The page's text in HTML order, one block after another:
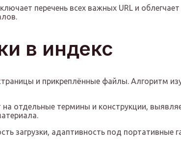
перечень всех важных URL и облегчает
в индекс
и прикреплённые файлы. Алгоритм
отдельные термины и конструкции,
загрузки, адаптивность под портативные